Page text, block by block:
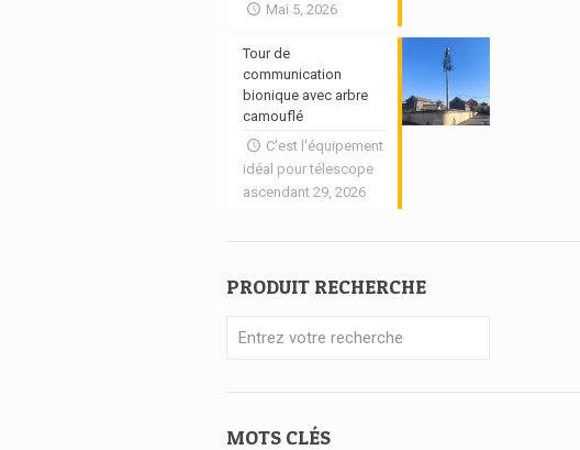
Mai 5, 2026
Tour de
communication
bionique avec arbre
camouflé
C'est l'équipement
idéal pour télescope
ascendant 29, 2026
PRODUIT RECHERCHE
MOTS CLÉS